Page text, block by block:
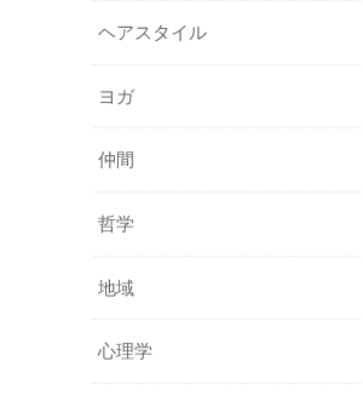
ヘアスタイル
ヨガ
仲間
哲学
地域
心理学